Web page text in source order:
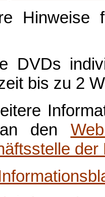
Hinweise
DVDs
bis zu 2
den
der